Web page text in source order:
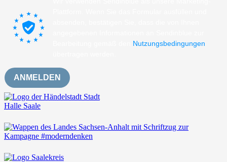
Nutzungsbedingungen
ANMELDEN